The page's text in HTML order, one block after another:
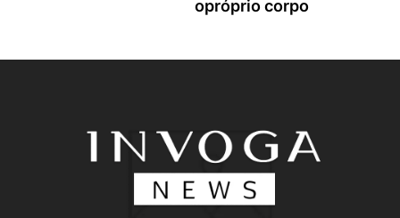
opróprio corpo